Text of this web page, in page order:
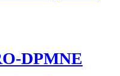
DPMNE